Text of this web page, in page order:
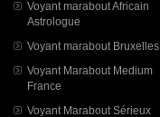
Voyant marabout Africain
Astrologue
Voyant marabout Bruxelles
Voyant Marabout Medium
France
Voyant Marabout Sérieux